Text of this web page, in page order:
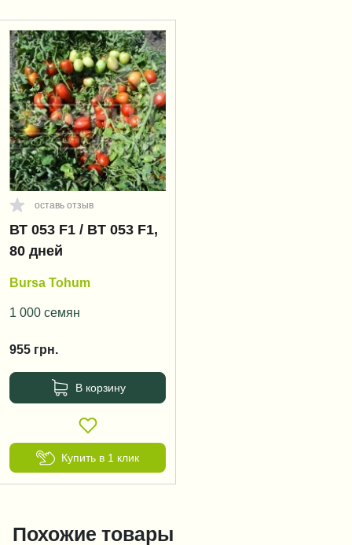
оставь отзыв
ВТ 053 F1 / BT 053 F1,
80 дней
Bursa Tohum
1 000 семян
955 грн.
В корзину
Купить в 1 клик
Похожие товары